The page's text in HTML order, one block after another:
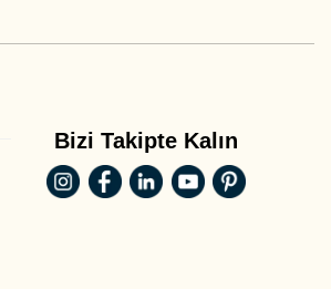
Bizi Takipte Kalın